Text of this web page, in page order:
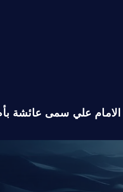
علي سمى عائشة